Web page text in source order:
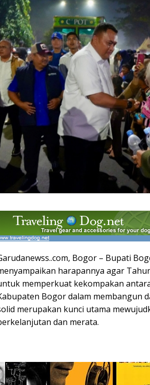
Bogor – Bupati
harapannya agar
memperkuat kekompakan
Bogor dalam membangun
merupakan kunci utama
dan merata.